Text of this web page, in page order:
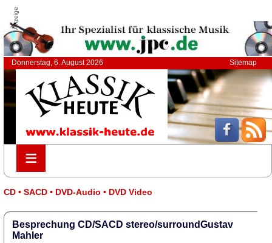
Anzeige
Donnerstag, 6. August 2026 Sitemap
≡
≡
CD • SACD • DVD-Audio • DVD Video
Besprechung CD/SACD stereo/surroundGustav
Mahler